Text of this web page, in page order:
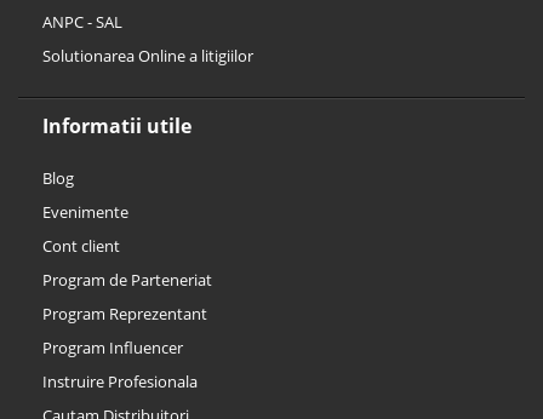
ANPC - SAL
Solutionarea Online a litigiilor
Informatii utile
Blog
Evenimente
Cont client
Program de Parteneriat
Program Reprezentant
Program Influencer
Instruire Profesionala